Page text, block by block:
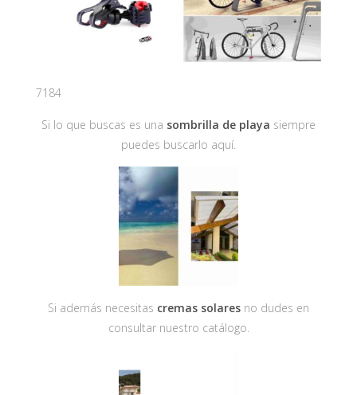
7184
Si lo que buscas es una sombrilla de playa siempre
puedes buscarlo aquí.
Si además necesitas cremas solares no dudes en
consultar nuestro catálogo.